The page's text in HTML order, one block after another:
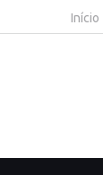
Início